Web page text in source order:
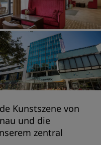
Kunstszene von
und die
zentral